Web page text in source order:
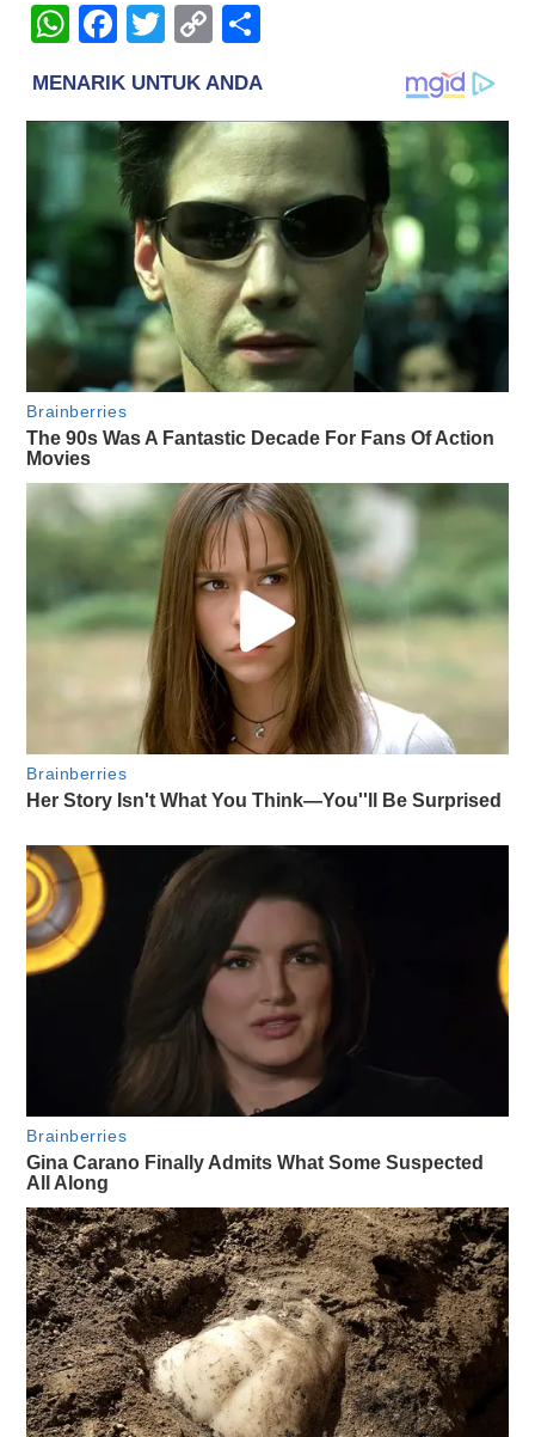
WhatsApp
Facebook
Twitter
Copy